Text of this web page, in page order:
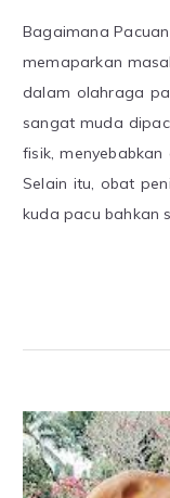
Bagaimana
memaparkan
dalam olahraga
sangat muda
fisik,
Selain itu, obat
kuda pacu bahkan